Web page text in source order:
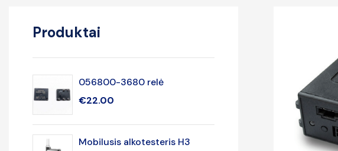
Produktai
056800-3680 relė
€22.00
Mobilusis alkotesteris H3